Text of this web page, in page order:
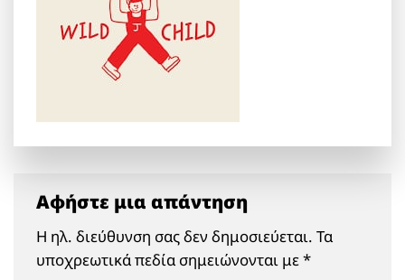
Αφήστε μια απάντηση
Η ηλ. διεύθυνση σας δεν δημοσιεύεται. Τα
υποχρεωτικά πεδία σημειώνονται με*